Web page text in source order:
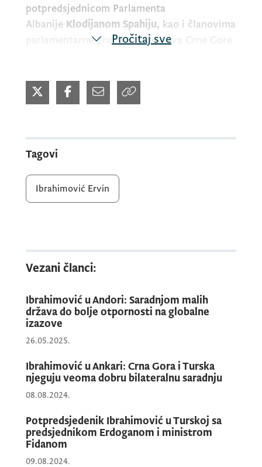
potpredsjednicom Parlamenta
Albanije Klodijanom Spahiju, kao i članovima
parlamentarne grupe prijateljstva Crne Gore
Tokom sadržajnih i prijateljskih razgovora
zasnovani na principima dobrosusjedstva,
međusobnog povjerenja i zajedničke
posvećenosti evropskim i evroatlantskim
vrijednostima, uz konstataciju da između
Na sastanku sa ministrom Hodžom
razgovarano je o unapređenju bilateralne
Pročitaj sve
Tagovi
Ibrahimović Ervin
Vezani članci:
Ibrahimović u Andori: Saradnjom malih
država do bolje otpornosti na globalne
izazove
26.05.2025.
Ibrahimović u Ankari: Crna Gora i Turska
njeguju veoma dobru bilateralnu saradnju
08.08.2024.
Potpredsjedenik Ibrahimović u Turskoj sa
predsjednikom Erdoganom i ministrom
Fidanom
09.08.2024.